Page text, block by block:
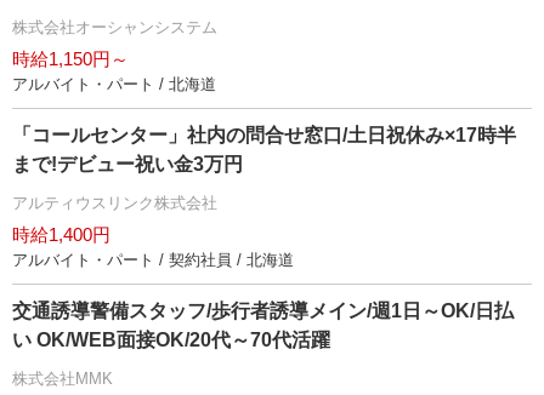
株式会社オーシャンシステム
時給1,150円～
アルバイト・パート / 北海道
「コールセンター」社内の問合せ窓口/土日祝休み×17時半
まで!デビュー祝い金3万円
アルティウスリンク株式会社
時給1,400円
アルバイト・パート / 契約社員 / 北海道
交通誘導警備スタッフ/歩行者誘導メイン/週1日～OK/日払
い OK/WEB面接OK/20代～70代活躍
株式会社MMK